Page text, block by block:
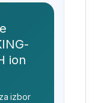
ion
izbor